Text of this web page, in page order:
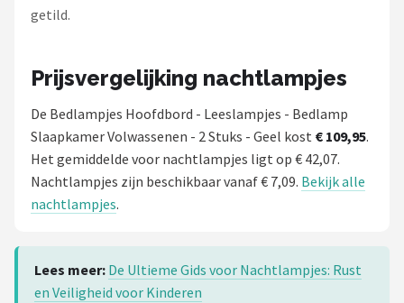
getild.
Prijsvergelijking nachtlampjes
De Bedlampjes Hoofdbord - Leeslampjes - Bedlamp
Slaapkamer Volwassenen - 2 Stuks - Geel kost € 109,95.
Het gemiddelde voor nachtlampjes ligt op € 42,07.
Nachtlampjes zijn beschikbaar vanaf € 7,09. Bekijk alle
nachtlampjes.
Lees meer: De Ultieme Gids voor Nachtlampjes: Rust
en Veiligheid voor Kinderen